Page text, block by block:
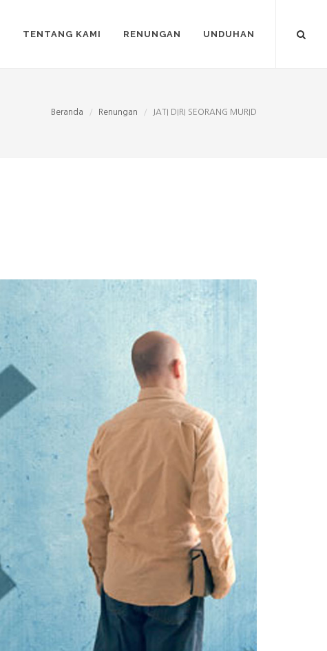
TENTANG KAMI RENUNGAN UNDUHAN
Beranda Renungan JATI DIRI SEORANG MURID